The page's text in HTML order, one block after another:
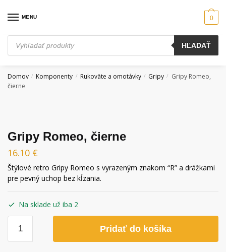
MENU
Products
search
HĽADAŤ
0
Domov / Komponenty / Rukoväte a omotávky / Gripy /
Gripy Romeo,
čierne
Gripy Romeo, čierne
16.10 €
Štýlové retro Gripy Romeo s vyrazeným znakom “R” a drážkami
pre pevný uchop bez kĺzania.
Na sklade už iba 2
Gripy
Pridať do košíka